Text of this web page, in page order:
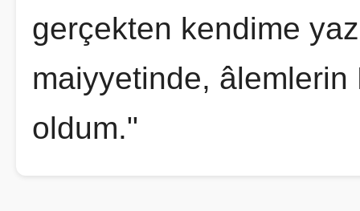
gerçekten kendime
maiyyetinde,
oldum."